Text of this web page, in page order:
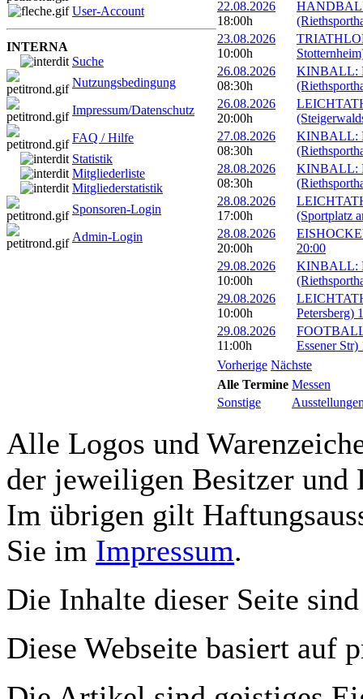
User-Account
INTERNA
Suche
Nutzungsbedingung
Impressum/Datenschutz
FAQ / Hilfe
Statistik
Mitgliederliste
Mitgliederstatistik
Sponsoren-Login
Admin-Login
22.08.2026
18:00h
23.08.2026
10:00h
26.08.2026
08:30h
KINBALL:
26.08.2026
20:00h
27.08.2026
08:30h
KINBALL:
28.08.2026
08:30h
KINBALL:
28.08.2026
17:00h
(Sportplatz
28.08.2026
20:00h
20:00
29.08.2026
10:00h
KINBALL:
29.08.2026
10:00h
Petersberg)
29.08.2026
11:00h
Essener Str)
Vorherige Nächste
Alle Termine Messen
Sonstige
Alle Logos und
der jeweiligen Besitzer und
Im übrigen gilt
Sie im Impressum.
Die Inhalte dieser Seite
Diese Webseite basiert auf